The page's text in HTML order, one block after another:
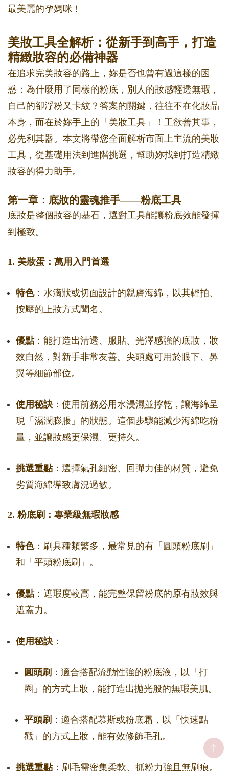
最美麗的孕媽咪！
美妝工具全解析：從新手到高手，打造
精緻妝容的必備神器
在追求完美妝容的路上，妳是否也曾有過這樣的困
惑：為什麼用了同樣的粉底，別人的妝感輕透無瑕，
自己的卻浮粉又卡紋？答案的關鍵，往往不在化妝品
本身，而在於妳手上的「美妝工具」！工欲善其事，
必先利其器。本文將帶您全面解析市面上主流的美妝
工具，從基礎用法到進階挑選，幫助妳找到打造精緻
妝容的得力助手。
第一章：底妝的靈魂推手——粉底工具
底妝是整個妝容的基石，選對工具能讓粉底效能發揮
到極致。
1. 美妝蛋：萬用入門首選
特色：水滴狀或切面設計的親膚海綿，以其輕拍、
按壓的上妝方式聞名。
優點：能打造出清透、服貼、光澤感強的底妝，妝
效自然，對新手非常友善。尖頭處可用於眼下、鼻
翼等細節部位。
使用秘訣 ：使用前務必用水浸濕並擰乾，讓海綿呈
現「濕潤膨脹」的狀態。這個步驟能減少海綿吃粉
量，並讓妝感更保濕、更持久。
挑選重點：選擇氣孔細密、回彈力佳的材質，避免
劣質海綿導致膚況過敏。
2. 粉底刷：專業級無瑕妝感
特色：刷具種類繁多，最常見的有「圓頭粉底刷」
和「平頭粉底刷」。
優點：遮瑕度較高，能完整保留粉底的原有妝效與
遮蓋力。
使用秘訣 ：
圓頭刷 ：適合搭配流動性強的粉底液，以「打
圈」的方式上妝，能打造出拋光般的無瑕美肌。
平頭刷 ：適合搭配慕斯或粉底霜，以「快速點
戳」的方式上妝，能有效修飾毛孔。
挑選重點：刷毛需密集柔軟、抓粉力強且無刷痕。